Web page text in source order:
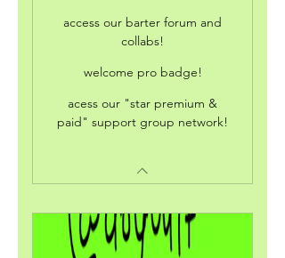
access our barter forum and
collabs!
welcome pro badge!
acess our "star premium &
paid" support group network!